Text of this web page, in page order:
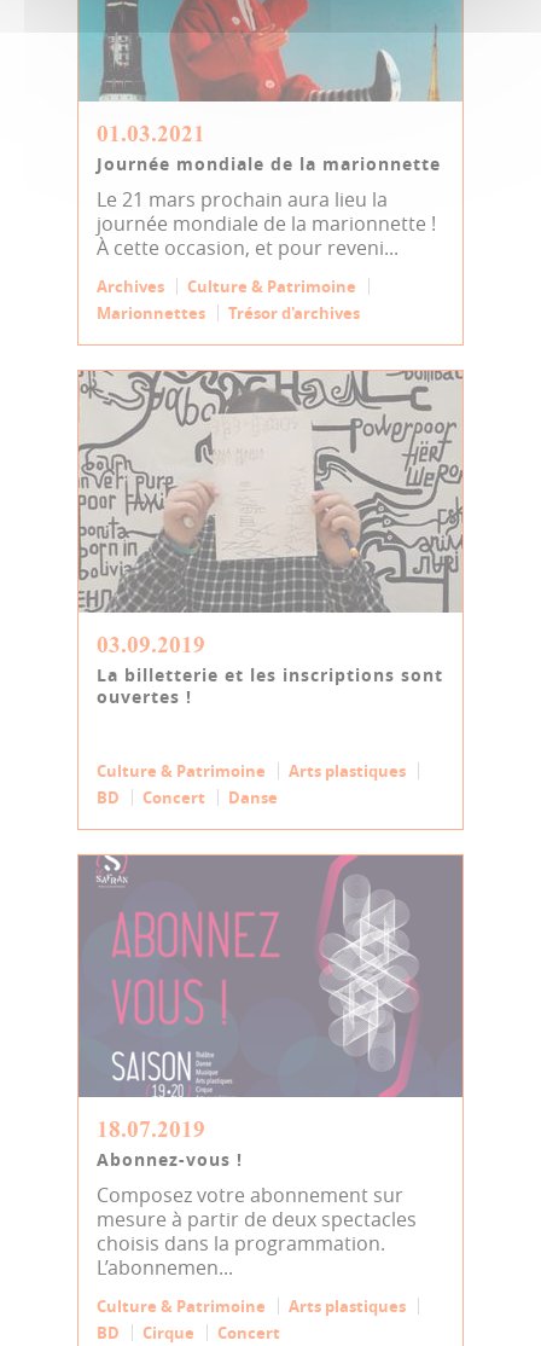
01.03.2021
Journée mondiale de la marionnette
Le 21 mars prochain aura lieu la
journée mondiale de la marionnette !
À cette occasion, et pour reveni...
Archives
Culture & Patrimoine
Marionnettes
Trésor d'archives
03.09.2019
La billetterie et les inscriptions sont
ouvertes !
Culture & Patrimoine
Arts plastiques
BD
Concert Danse
18.07.2019
Abonnez-vous !
Composez votre abonnement sur
mesure à partir de deux spectacles
choisis dans la programmation.
L’abonnemen...
Culture & Patrimoine
Arts plastiques
BD
Cirque Concert